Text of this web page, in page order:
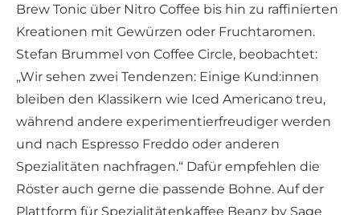
Brew Tonic über Nitro Coffee bis hin zu raffinierten
Kreationen mit Gewürzen oder Fruchtaromen.
Stefan Brummel von Coffee Circle, beobachtet:
„Wir sehen zwei Tendenzen: Einige Kund:innen
bleiben den Klassikern wie Iced Americano treu,
während andere experimentierfreudiger werden
und nach Espresso Freddo oder anderen
Spezialitäten nachfragen.“ Dafür empfehlen die
Röster auch gerne die passende Bohne. Auf der
Plattform für Spezialitätenkaffee Beanz by Sage